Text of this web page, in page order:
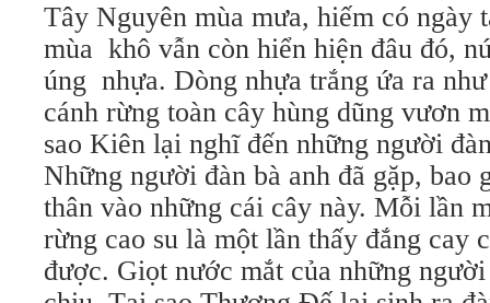
Tây Nguyên mùa mưa, hiếm có ngày
mùa khô vẫn còn hiển hiện đâu đó,
úng nhựa. Dòng nhựa trắng ứa ra
cánh rừng toàn cây hùng dũng vươn
sao Kiên lại nghĩ đến những người
Những người đàn bà anh đã gặp, bao
thân vào những cái cây này. Mỗi lần
rừng cao su là một lần thấy đắng cay
được. Giọt nước mắt của những